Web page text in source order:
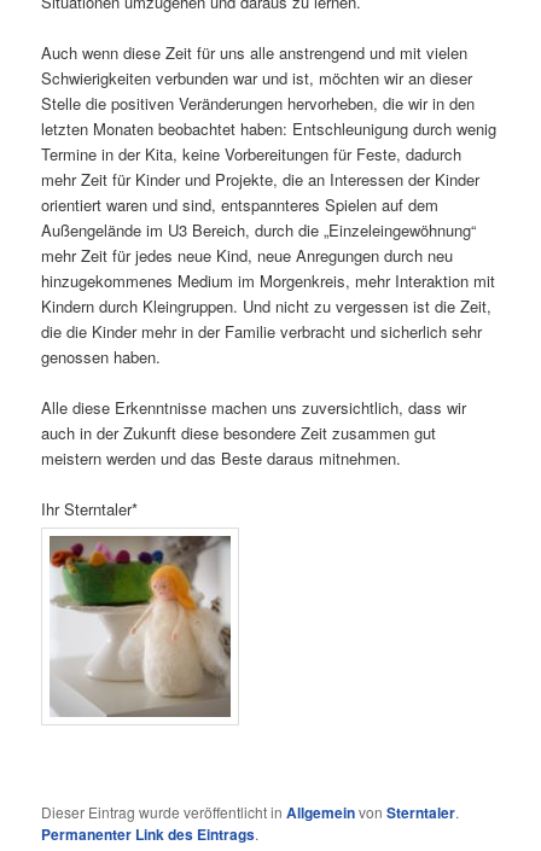
Auch wenn diese Zeit für uns alle anstrengend und mit vielen
Schwierigkeiten verbunden war und ist, möchten wir an dieser
Stelle die positiven Veränderungen hervorheben, die wir in den
letzten Monaten beobachtet haben: Entschleunigung durch wenig
Termine in der Kita, keine Vorbereitungen für Feste, dadurch
mehr Zeit für Kinder und Projekte, die an Interessen der Kinder
orientiert waren und sind, entspannteres Spielen auf dem
Außengelände im U3 Bereich, durch die „Einzeleingewöhnung“
mehr Zeit für jedes neue Kind, neue Anregungen durch neu
hinzugekommenes Medium im Morgenkreis, mehr Interaktion mit
Kindern durch Kleingruppen. Und nicht zu vergessen ist die Zeit,
die die Kinder mehr in der Familie verbracht und sicherlich sehr
genossen haben.
Alle diese Erkenntnisse machen uns zuversichtlich, dass wir
auch in der Zukunft diese besondere Zeit zusammen gut
meistern werden und das Beste daraus mitnehmen.
Ihr Sterntaler*
Dieser Eintrag wurde veröffentlicht inAllgemeinvonSterntaler.
Permanenter Link des Eintrags.